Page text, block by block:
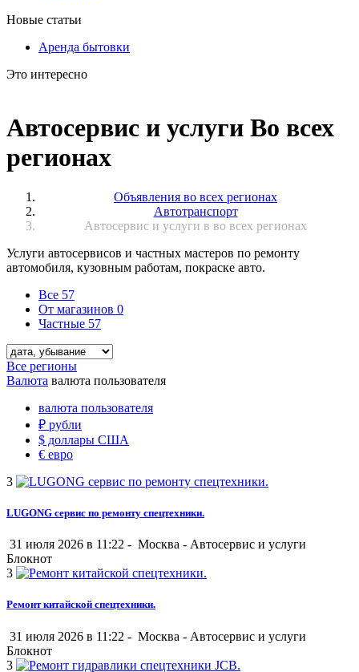
Новые статьи
Аренда бытовки
Это интересно
Автосервис и услуги Во всех
регионах
Объявления во всех регионах
Автотранспорт
Автосервис и услуги в во всех регионах
Услуги автосервисов и частных мастеров по ремонту
автомобиля, кузовным работам, покраске авто.
Все 57
От магазинов 0
Частные 57
Все регионы
Валюта валюта пользователя
валюта пользователя
₽ рубли
$ доллары США
€ евро
3
LUGONG сервис по ремонту спецтехники.
31 июля 2026 в 11:22 - Москва - Автосервис и услуги
Блокнот
3
Ремонт китайской спецтехники.
31 июля 2026 в 11:22 - Москва - Автосервис и услуги
Блокнот
3